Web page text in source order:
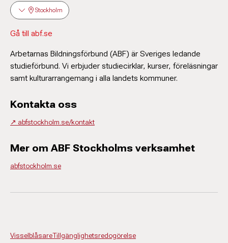
Stockholm
Gå till abf.se
Arbetarnas Bildningsförbund (ABF) är Sveriges ledande
studieförbund. Vi erbjuder studiecirklar, kurser, föreläsningar
samt kulturarrangemang i alla landets kommuner.
Kontakta oss
↗️ abfstockholm.se/kontakt
Mer om ABF Stockholms verksamhet
abfstockholm.se
VisselblåsareTillgänglighetsredogörelse